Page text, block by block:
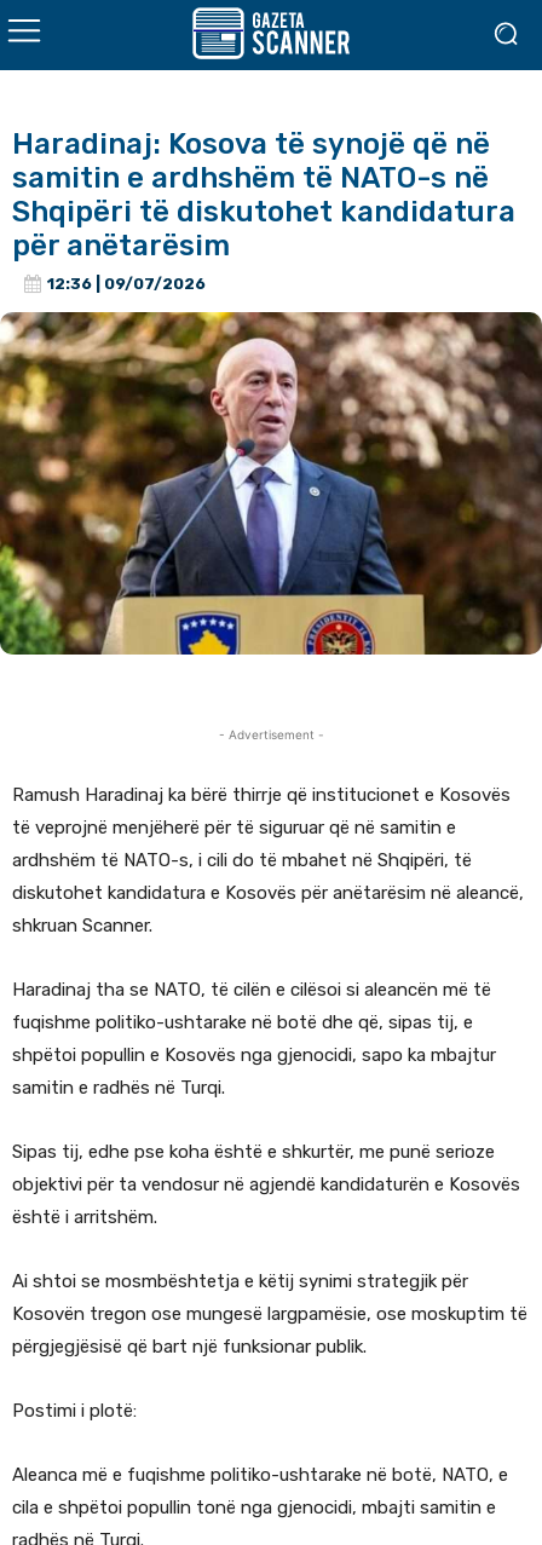
Haradinaj: Kosova të synojë që në
samitin e ardhshëm të NATO-s në
Shqipëri të diskutohet kandidatura
për anëtarësim
12:36 | 09/07/2026
- Advertisement -
Ramush Haradinaj ka bërë thirrje që institucionet e Kosovës
të veprojnë menjëherë për të siguruar që në samitin e
ardhshëm të NATO-s, i cili do të mbahet në Shqipëri, të
diskutohet kandidatura e Kosovës për anëtarësim në aleancë,
shkruan Scanner.
Haradinaj tha se NATO, të cilën e cilësoi si aleancën më të
fuqishme politiko-ushtarake në botë dhe që, sipas tij, e
shpëtoi popullin e Kosovës nga gjenocidi, sapo ka mbajtur
samitin e radhës në Turqi.
Sipas tij, edhe pse koha është e shkurtër, me punë serioze
objektivi për ta vendosur në agjendë kandidaturën e Kosovës
është i arritshëm.
Ai shtoi se mosmbështetja e këtij synimi strategjik për
Kosovën tregon ose mungesë largpamësie, ose moskuptim të
përgjegjësisë që bart një funksionar publik.
Postimi i plotë:
Aleanca më e fuqishme politiko-ushtarake në botë, NATO, e
cila e shpëtoi popullin tonë nga gjenocidi, mbajti samitin e
radhës në Turqi.